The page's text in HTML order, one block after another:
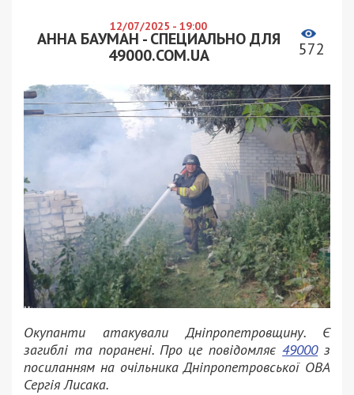
12/07/2025 - 19:00
АННА БАУМАН - СПЕЦИАЛЬНО ДЛЯ
49000.COM.UA
572
Окупанти атакували Дніпропетровщину. Є
загиблі та поранені. Про це повідомляє49000з
посиланням на очільника Дніпропетровської ОВА
Сергія Лисака.